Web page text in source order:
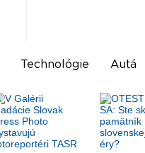
Technológie Autá